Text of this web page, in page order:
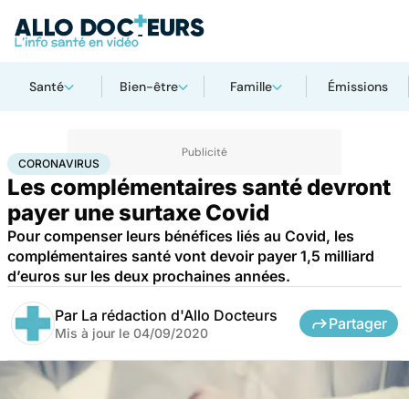
Santé Bien-être Famille Émissions
AccueilSantéMaladies Coronavirus
CORONAVIRUS
Les complémentaires santé devront
payer une surtaxe Covid
Pour compenser leurs bénéfices liés au Covid, les
complémentaires santé vont devoir payer 1,5 milliard
d’euros sur les deux prochaines années.
Par La rédaction d'Allo Docteurs
Mis à jour le 04/09/2020
Partager